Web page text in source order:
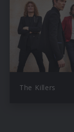
The Killers